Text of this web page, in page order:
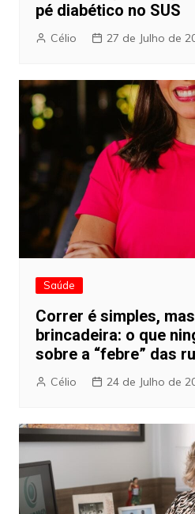
pé diabético no SUS
Célio 27 de Julho de
Saúde
Correr é simples,
brincadeira: o que
sobre a “febre” das
Célio 24 de Julho de